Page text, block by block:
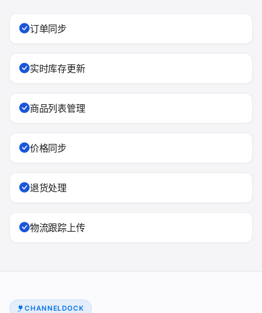
订单同步
实时库存更新
商品列表管理
价格同步
退货处理
物流跟踪上传
CHANNELDOCK